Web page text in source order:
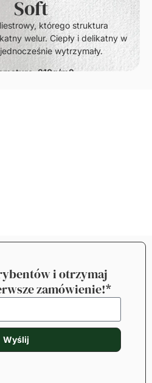
Soft
którego struktura
welur. Ciepły i delikatny w
wytrzymały.
210g/m2
i otrzymaj
zamówienie!*
Wyślij